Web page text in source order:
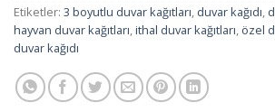
Etiketler: 3 boyutlu duvar kağıtları duvar kağıdı
hayvan duvar kağıtları ithal duvar kağıtları özel
duvar kağıdı